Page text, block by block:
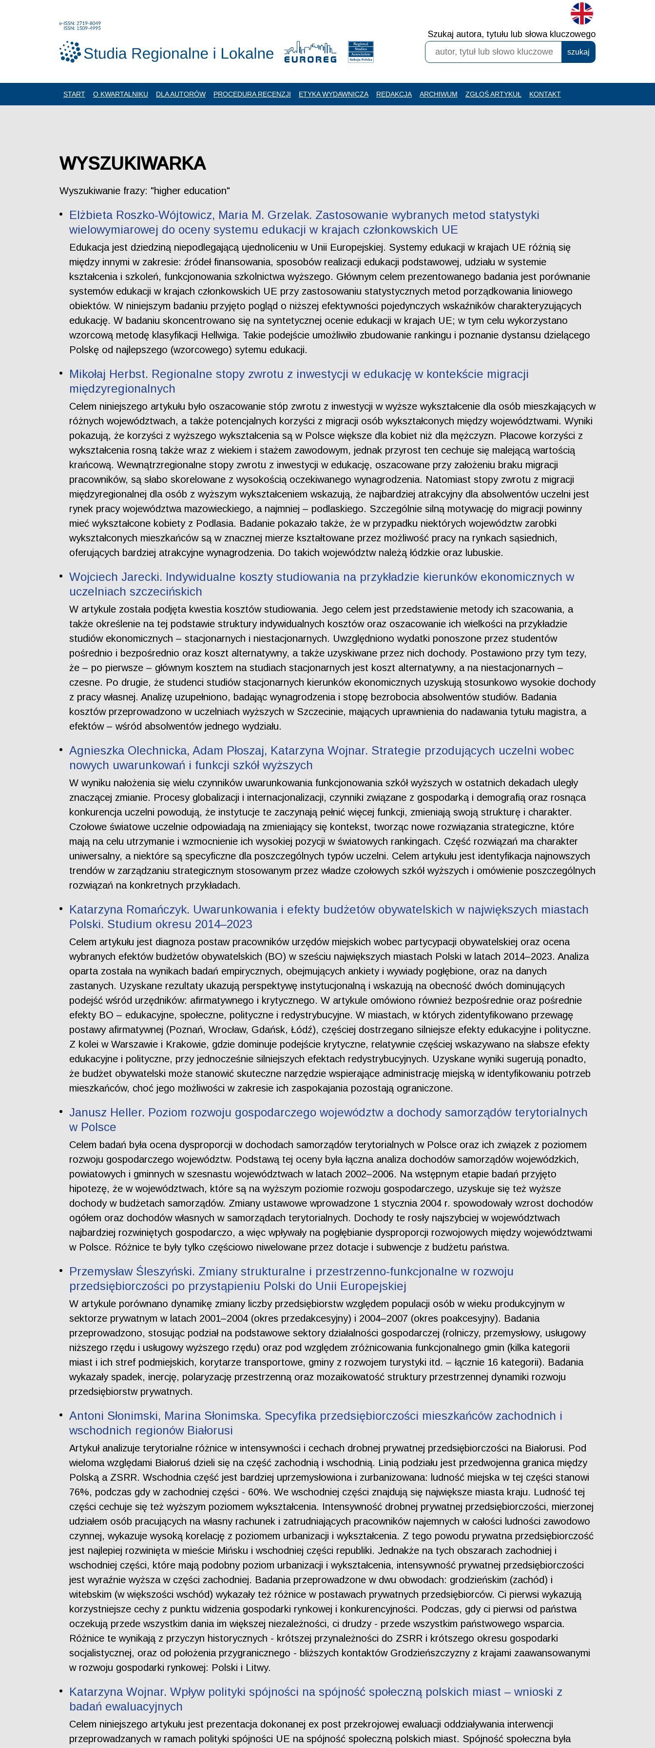
Szukaj autora, tytułu lub słowa kluczowego
START O KWARTALNIKU DLA AUTORÓW PROCEDURA RECENZJI ETYKA WYDAWNICZA REDAKCJA ARCHIWUM ZGŁOŚ ARTYKUŁ KONTAKT
WYSZUKIWARKA
Wyszukiwanie frazy: "higher education"
Elżbieta Roszko-Wójtowicz, Maria M. Grzelak. Zastosowanie wybranych metod statystyki
wielowymiarowej do oceny systemu edukacji w krajach członkowskich UE
Edukacja jest dziedziną niepodlegającą ujednoliceniu w Unii Europejskiej. Systemy edukacji w krajach UE różnią się
między innymi w zakresie: źródeł finansowania, sposobów realizacji edukacji podstawowej, udziału w systemie
kształcenia i szkoleń, funkcjonowania szkolnictwa wyższego. Głównym celem prezentowanego badania jest porównanie
systemów edukacji w krajach członkowskich UE przy zastosowaniu statystycznych metod porządkowania liniowego
obiektów. W niniejszym badaniu przyjęto pogląd o niższej efektywności pojedynczych wskaźników charakteryzujących
edukację. W badaniu skoncentrowano się na syntetycznej ocenie edukacji w krajach UE; w tym celu wykorzystano
wzorcową metodę klasyfikacji Hellwiga. Takie podejście umożliwiło zbudowanie rankingu i poznanie dystansu dzielącego
Polskę od najlepszego (wzorcowego) sytemu edukacji.
Mikołaj Herbst. Regionalne stopy zwrotu z inwestycji w edukację w kontekście migracji
międzyregionalnych
Celem niniejszego artykułu było oszacowanie stóp zwrotu z inwestycji w wyższe wykształcenie dla osób mieszkających w
różnych województwach, a także potencjalnych korzyści z migracji osób wykształconych między województwami. Wyniki
pokazują, że korzyści z wyższego wykształcenia są w Polsce większe dla kobiet niż dla mężczyzn. Płacowe korzyści z
wykształcenia rosną także wraz z wiekiem i stażem zawodowym, jednak przyrost ten cechuje się malejącą wartością
krańcową. Wewnątrzregionalne stopy zwrotu z inwestycji w edukację, oszacowane przy założeniu braku migracji
pracowników, są słabo skorelowane z wysokością oczekiwanego wynagrodzenia. Natomiast stopy zwrotu z migracji
międzyregionalnej dla osób z wyższym wykształceniem wskazują, że najbardziej atrakcyjny dla absolwentów uczelni jest
rynek pracy województwa mazowieckiego, a najmniej – podlaskiego. Szczególnie silną motywację do migracji powinny
mieć wykształcone kobiety z Podlasia. Badanie pokazało także, że w przypadku niektórych województw zarobki
wykształconych mieszkańców są w znacznej mierze kształtowane przez możliwość pracy na rynkach sąsiednich,
oferujących bardziej atrakcyjne wynagrodzenia. Do takich województw należą łódzkie oraz lubuskie.
Wojciech Jarecki. Indywidualne koszty studiowania na przykładzie kierunków ekonomicznych w
uczelniach szczecińskich
W artykule została podjęta kwestia kosztów studiowania. Jego celem jest przedstawienie metody ich szacowania, a
także określenie na tej podstawie struktury indywidualnych kosztów oraz oszacowanie ich wielkości na przykładzie
studiów ekonomicznych – stacjonarnych i niestacjonarnych. Uwzględniono wydatki ponoszone przez studentów
pośrednio i bezpośrednio oraz koszt alternatywny, a także uzyskiwane przez nich dochody. Postawiono przy tym tezy,
że – po pierwsze – głównym kosztem na studiach stacjonarnych jest koszt alternatywny, a na niestacjonarnych –
czesne. Po drugie, że studenci studiów stacjonarnych kierunków ekonomicznych uzyskują stosunkowo wysokie dochody
z pracy własnej. Analizę uzupełniono, badając wynagrodzenia i stopę bezrobocia absolwentów studiów. Badania
kosztów przeprowadzono w uczelniach wyższych w Szczecinie, mających uprawnienia do nadawania tytułu magistra, a
efektów – wśród absolwentów jednego wydziału.
Agnieszka Olechnicka, Adam Płoszaj, Katarzyna Wojnar. Strategie przodujących uczelni wobec
nowych uwarunkowań i funkcji szkół wyższych
W wyniku nałożenia się wielu czynników uwarunkowania funkcjonowania szkół wyższych w ostatnich dekadach uległy
znaczącej zmianie. Procesy globalizacji i internacjonalizacji, czynniki związane z gospodarką i demografią oraz rosnąca
konkurencja uczelni powodują, że instytucje te zaczynają pełnić więcej funkcji, zmieniają swoją strukturę i charakter.
Czołowe światowe uczelnie odpowiadają na zmieniający się kontekst, tworząc nowe rozwiązania strategiczne, które
mają na celu utrzymanie i wzmocnienie ich wysokiej pozycji w światowych rankingach. Część rozwiązań ma charakter
uniwersalny, a niektóre są specyficzne dla poszczególnych typów uczelni. Celem artykułu jest identyfikacja najnowszych
trendów w zarządzaniu strategicznym stosowanym przez władze czołowych szkół wyższych i omówienie poszczególnych
rozwiązań na konkretnych przykładach.
Katarzyna Romańczyk. Uwarunkowania i efekty budżetów obywatelskich w największych miastach
Polski. Studium okresu 2014–2023
Celem artykułu jest diagnoza postaw pracowników urzędów miejskich wobec partycypacji obywatelskiej oraz ocena
wybranych efektów budżetów obywatelskich (BO) w sześciu największych miastach Polski w latach 2014–2023. Analiza
oparta została na wynikach badań empirycznych, obejmujących ankiety i wywiady pogłębione, oraz na danych
zastanych. Uzyskane rezultaty ukazują perspektywę instytucjonalną i wskazują na obecność dwóch dominujących
podejść wśród urzędników: afirmatywnego i krytycznego. W artykule omówiono również bezpośrednie oraz pośrednie
efekty BO – edukacyjne, społeczne, polityczne i redystrybucyjne. W miastach, w których zidentyfikowano przewagę
postawy afirmatywnej (Poznań, Wrocław, Gdańsk, Łódź), częściej dostrzegano silniejsze efekty edukacyjne i polityczne.
Z kolei w Warszawie i Krakowie, gdzie dominuje podejście krytyczne, relatywnie częściej wskazywano na słabsze efekty
edukacyjne i polityczne, przy jednocześnie silniejszych efektach redystrybucyjnych. Uzyskane wyniki sugerują ponadto,
że budżet obywatelski może stanowić skuteczne narzędzie wspierające administrację miejską w identyfikowaniu potrzeb
mieszkańców, choć jego możliwości w zakresie ich zaspokajania pozostają ograniczone.
Janusz Heller. Poziom rozwoju gospodarczego województw a dochody samorządów terytorialnych
w Polsce
Celem badań była ocena dysproporcji w dochodach samorządów terytorialnych w Polsce oraz ich związek z poziomem
rozwoju gospodarczego województw. Podstawą tej oceny była łączna analiza dochodów samorządów wojewódzkich,
powiatowych i gminnych w szesnastu województwach w latach 2002–2006. Na wstępnym etapie badań przyjęto
hipotezę, że w województwach, które są na wyższym poziomie rozwoju gospodarczego, uzyskuje się też wyższe
dochody w budżetach samorządów. Zmiany ustawowe wprowadzone 1 stycznia 2004 r. spowodowały wzrost dochodów
ogółem oraz dochodów własnych w samorządach terytorialnych. Dochody te rosły najszybciej w województwach
najbardziej rozwiniętych gospodarczo, a więc wpływały na pogłębianie dysproporcji rozwojowych między województwami
w Polsce. Różnice te były tylko częściowo niwelowane przez dotacje i subwencje z budżetu państwa.
Przemysław Śleszyński. Zmiany strukturalne i przestrzenno-funkcjonalne w rozwoju
przedsiębiorczości po przystąpieniu Polski do Unii Europejskiej
W artykule porównano dynamikę zmiany liczby przedsiębiorstw względem populacji osób w wieku produkcyjnym w
sektorze prywatnym w latach 2001–2004 (okres przedakcesyjny) i 2004–2007 (okres poakcesyjny). Badania
przeprowadzono, stosując podział na podstawowe sektory działalności gospodarczej (rolniczy, przemysłowy, usługowy
niższego rzędu i usługowy wyższego rzędu) oraz pod względem zróżnicowania funkcjonalnego gmin (kilka kategorii
miast i ich stref podmiejskich, korytarze transportowe, gminy z rozwojem turystyki itd. – łącznie 16 kategorii). Badania
wykazały spadek, inercję, polaryzację przestrzenną oraz mozaikowatość struktury przestrzennej dynamiki rozwoju
przedsiębiorstw prywatnych.
Antoni Słonimski, Marina Słonimska. Specyfika przedsiębiorczości mieszkańców zachodnich i
wschodnich regionów Białorusi
Artykuł analizuje terytorialne różnice w intensywności i cechach drobnej prywatnej przedsiębiorczości na Białorusi. Pod
wieloma względami Białoruś dzieli się na część zachodnią i wschodnią. Linią podziału jest przedwojenna granica między
Polską a ZSRR. Wschodnia część jest bardziej uprzemysłowiona i zurbanizowana: ludność miejska w tej części stanowi
76%, podczas gdy w zachodniej części - 60%. We wschodniej części znajdują się największe miasta kraju. Ludność tej
części cechuje się też wyższym poziomem wykształcenia. Intensywność drobnej prywatnej przedsiębiorczości, mierzonej
udziałem osób pracujących na własny rachunek i zatrudniających pracowników najemnych w całości ludności zawodowo
czynnej, wykazuje wysoką korelację z poziomem urbanizacji i wykształcenia. Z tego powodu prywatna przedsiębiorczość
jest najlepiej rozwinięta w mieście Mińsku i wschodniej części republiki. Jednakże na tych obszarach zachodniej i
wschodniej części, które mają podobny poziom urbanizacji i wykształcenia, intensywność prywatnej przedsiębiorczości
jest wyraźnie wyższa w części zachodniej. Badania przeprowadzone w dwu obwodach: grodzieńskim (zachód) i
witebskim (w większości wschód) wykazały też różnice w postawach prywatnych przedsiębiorców. Ci pierwsi wykazują
korzystniejsze cechy z punktu widzenia gospodarki rynkowej i konkurencyjności. Podczas, gdy ci pierwsi od państwa
oczekują przede wszystkim dania im większej niezależności, ci drudzy - przede wszystkim państwowego wsparcia.
Różnice te wynikają z przyczyn historycznych - krótszej przynależności do ZSRR i krótszego okresu gospodarki
socjalistycznej, oraz od położenia przygranicznego - bliższych kontaktów Grodzieńszczyzny z krajami zaawansowanymi
w rozwoju gospodarki rynkowej: Polski i Litwy.
Katarzyna Wojnar. Wpływ polityki spójności na spójność społeczną polskich miast – wnioski z
badań ewaluacyjnych
Celem niniejszego artykułu jest prezentacja dokonanej ex post przekrojowej ewaluacji oddziaływania interwencji
przeprowadzanych w ramach polityki spójności UE na spójność społeczną polskich miast. Spójność społeczna była